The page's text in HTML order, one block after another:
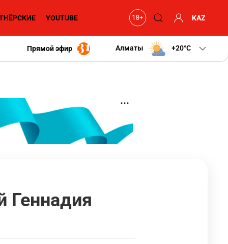
YOUTUBE KAZ
Прямой эфир Алматы +20 C
Геннадия